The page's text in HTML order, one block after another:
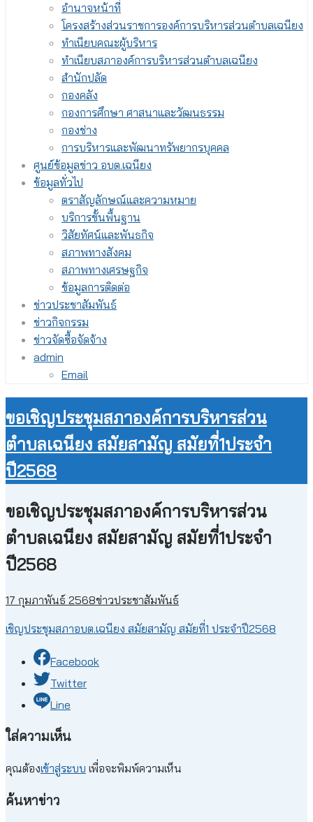
อำนาจหน้าที่
โครงสร้างส่วนราชการองค์การบริหารส่วนตำบลเฉนียง
ทำเนียบคณะผู้บริหาร
ทำเนียบสภาองค์การบริหารส่วนตำบลเฉนียง
สำนักปลัด
กองคลัง
กองการศึกษา ศาสนาและวัฒนธรรม
กองช่าง
การบริหารและพัฒนาทรัพยากรบุคคล
ศูนย์ข้อมูลข่าว อบต.เฉนียง
ข้อมูลทั่วไป
ตราสัญลักษณ์และความหมาย
บริการขั้นพื้นฐาน
วิสัยทัศน์และพันธกิจ
สภาพทางสังคม
สภาพทางเศรษฐกิจ
ข้อมูลการติดต่อ
ข่าวประชาสัมพันธ์
ข่าวกิจกรรม
ข่าวจัดซื้อจัดจ้าง
admin
Email
ขอเชิญประชุมสภาองค์การบริหารส่วน
ตำบลเฉนียง สมัยสามัญ สมัยที่1ประจำ
ปี2568
ขอเชิญประชุมสภาองค์การบริหารส่วน
ตำบลเฉนียง สมัยสามัญ สมัยที่1ประจำ
ปี2568
17 กุมภาพันธ์ 2568ข่าวประชาสัมพันธ์
เชิญประชุมสภาอบต.เฉนียง สมัยสามัญ สมัยที่1 ประจำปี2568
Facebook
Twitter
Line
ใส่ความเห็น
คุณต้องเข้าสู่ระบบ เพื่อจะพิมพ์ความเห็น
ค้นหาข่าว